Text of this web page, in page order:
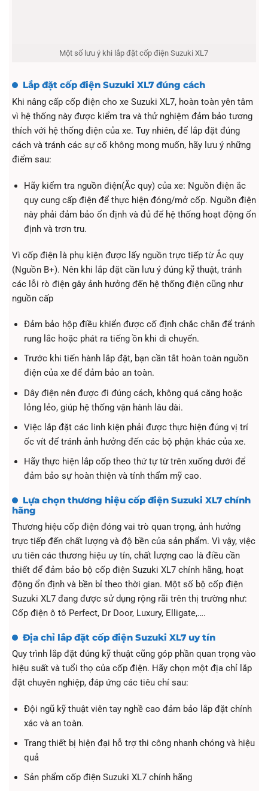
Một số lưu ý khi lắp đặt cốp điện Suzuki XL7
Lắp đặt cốp điện Suzuki XL7 đúng cách
Khi nâng cấp cốp điện cho xe Suzuki XL7, hoàn toàn yên tâm
vì hệ thống này được kiểm tra và thử nghiệm đảm bảo tương
thích với hệ thống điện của xe. Tuy nhiên, để lắp đặt đúng
cách và tránh các sự cố không mong muốn, hãy lưu ý những
điểm sau:
Hãy kiểm tra nguồn điện(Ắc quy) của xe: Nguồn điện ắc
quy cung cấp điện để thực hiện đóng/mở cốp. Nguồn điện
này phải đảm bảo ổn định và đủ để hệ thống hoạt động ổn
định và trơn tru.
Vì cốp điện là phụ kiện được lấy nguồn trực tiếp từ Ắc quy
(Nguồn B+). Nên khi lắp đặt cần lưu ý đúng kỹ thuật, tránh
các lỗi rò điện gây ảnh hưởng đến hệ thống điện cũng như
nguồn cấp
Đảm bảo hộp điều khiển được cố định chắc chắn để tránh
rung lắc hoặc phát ra tiếng ồn khi di chuyển.
Trước khi tiến hành lắp đặt, bạn cần tắt hoàn toàn nguồn
điện của xe để đảm bảo an toàn.
Dây điện nên được đi đúng cách, không quá căng hoặc
lỏng lẻo, giúp hệ thống vận hành lâu dài.
Việc lắp đặt các linh kiện phải được thực hiện đúng vị trí
ốc vít để tránh ảnh hưởng đến các bộ phận khác của xe.
Hãy thực hiện lắp cốp theo thứ tự từ trên xuống dưới để
đảm bảo sự hoàn thiện và tính thẩm mỹ cao.
Lựa chọn thương hiệu cốp điện Suzuki XL7 chính
hãng
Thương hiệu cốp điện đóng vai trò quan trọng, ảnh hưởng
trực tiếp đến chất lượng và độ bền của sản phẩm. Vì vậy, việc
ưu tiên các thương hiệu uy tín, chất lượng cao là điều cần
thiết để đảm bảo bộ cốp điện Suzuki XL7 chính hãng, hoạt
động ổn định và bền bỉ theo thời gian. Một số bộ cốp điện
Suzuki XL7 đang được sử dụng rộng rãi trên thị trường như:
Cốp điện ô tô Perfect, Dr Door, Luxury, Elligate,….
Địa chỉ lắp đặt cốp điện Suzuki XL7 uy tín
Quy trình lắp đặt đúng kỹ thuật cũng góp phần quan trọng vào
hiệu suất và tuổi thọ của cốp điện. Hãy chọn một địa chỉ lắp
đặt chuyên nghiệp, đáp ứng các tiêu chí sau:
Đội ngũ kỹ thuật viên tay nghề cao đảm bảo lắp đặt chính
xác và an toàn.
Trang thiết bị hiện đại hỗ trợ thi công nhanh chóng và hiệu
quả
Sản phẩm cốp điện Suzuki XL7 chính hãng